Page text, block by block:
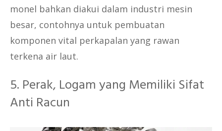
monel bahkan diakui dalam industri mesin
besar, contohnya untuk pembuatan
komponen vital perkapalan yang rawan
terkena air laut.
5. Perak, Logam yang Memiliki Sifat
Anti Racun